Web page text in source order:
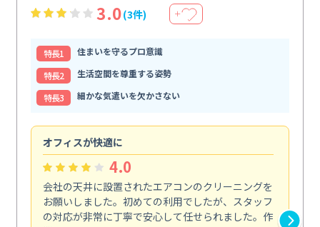
3.0(3件) ＋
特⻑1
住まいを守るプロ意識
特⻑2
生活空間を尊重する姿勢
特⻑3
細かな気遣いを欠かさない
オフィスが快適に
4.0
会社の天井に設置されたエアコンのクリーニングを
お願いしました。初めての利用でしたが、スタッフ
の対応が非常に丁寧で安心して任せられました。作